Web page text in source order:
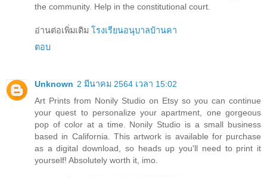
the community. Help in the constitutional court.
อ่านต่อเพิ่มเติม โรงเรียนอนุบาลบ้านคา
ตอบ
Unknown 2 มีนาคม 2564 เวลา 15:02
Art Prints from Nonily Studio on Etsy so you can continue
your quest to personalize your apartment, one gorgeous
pop of color at a time. Nonily Studio is a small business
based in California. This artwork is available for purchase
as a digital download, so heads up you'll need to print it
yourself! Absolutely worth it, imo.